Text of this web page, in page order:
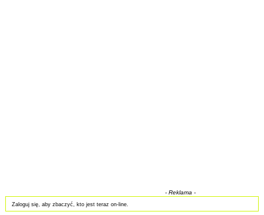
- Reklama -
Zaloguj się, aby zbaczyć, kto jest teraz on-line.